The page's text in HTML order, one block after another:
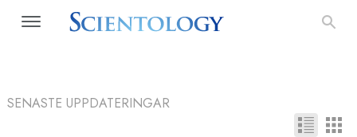
SENASTE UPPDATERINGAR